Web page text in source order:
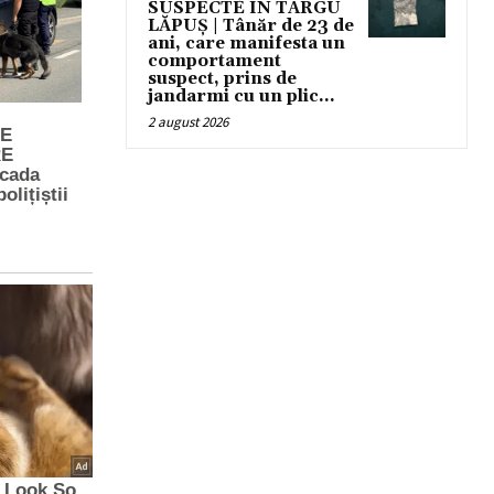
SUSPECTE ÎN TÂRGU
LĂPUȘ | Tânăr de 23 de
ani, care manifesta un
comportament
suspect, prins de
jandarmi cu un plic...
2 august 2026